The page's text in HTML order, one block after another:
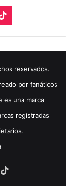
reservados.
por fanáticos
es una marca
registradas